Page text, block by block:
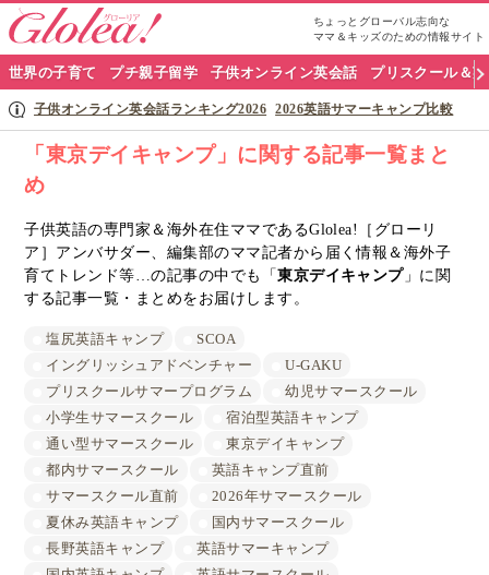
ちょっとグローバル志向な
ママ＆キッズのための情報サイト
グ
ロ
リ
ア
ナ
世界の子育て プチ親子留学 子供オンライン英会話 プリスクール＆
子供オンライン英会話ランキング2026 2026英語サマーキャンプ比較
「東京デイキャンプ」に関する記事一覧まと
め
子供英語の専門家＆海外在住ママであるGlolea!［グローリ
ア］アンバサダー、編集部のママ記者から届く情報＆海外子
育てトレンド等…の記事の中でも「東京デイキャンプ」に関
する記事一覧・まとめをお届けします。
塩尻英語キャンプ
SCOA
イングリッシュアドベンチャー
U-GAKU
プリスクールサマープログラム
幼児サマースクール
小学生サマースクール
宿泊型英語キャンプ
通い型サマースクール
東京デイキャンプ
都内サマースクール
英語キャンプ直前
サマースクール直前
2026年サマースクール
夏休み英語キャンプ
国内サマースクール
長野英語キャンプ
英語サマーキャンプ